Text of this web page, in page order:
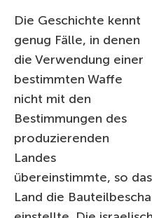
Die Geschichte kennt
genug Fälle, in denen
die Verwendung einer
bestimmten Waffe
nicht mit den
Bestimmungen des
produzierenden
Landes
übereinstimmte, so
Land die